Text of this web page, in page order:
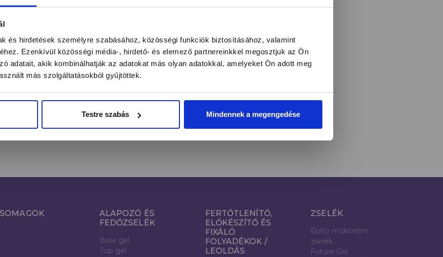
és hirdetések személyre szabásához, közösségi funkciók biztosításához, valamint
Ezenkívül közösségi média-, hirdető- és elemező partnereinkkel megosztjuk az Ön
adatait, akik kombinálhatják az adatokat más olyan adatokkal, amelyeket Ön adott meg
más szolgáltatásokból gyűjtöttek.
Testre szabás Mindennek a megengedése
alatt a legújabb körmös hírekről, kedvezményekről és újdonságokról!
Email cím* FELIRATKOZOM
Kijelentem, hogy a hozzájárulásomat önkéntesen, az Adatkezelési
szerinti megfelelő tájékoztatás birtokában teszem
ALAPOZÓ ÉS
FEDŐZSELÉK
Base gel
Top gel
FERTŐTLENÍTŐ,
ELŐKÉSZÍTŐ ÉS
FIXÁLÓ
FOLYADÉKOK /
LEOLDÁS
ZSELÉK
Építő műköröm
zselék
Future Gel